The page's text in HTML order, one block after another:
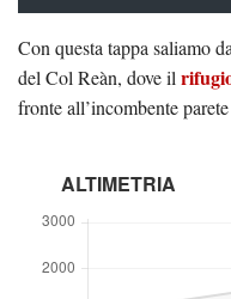
Con questa tappa saliamo
del Col Reàn, dove il
fronte all’incombente
ALTIMETRIA